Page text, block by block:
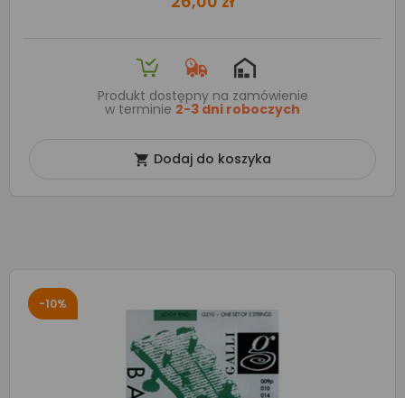
Produkt dostępny na zamówienie
w terminie 2-3 dni roboczych
 Dodaj do koszyka
-10%